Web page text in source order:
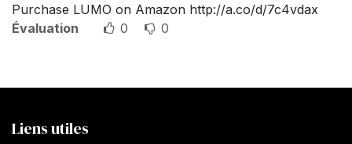
Purchase LUMO on Amazon http://a.co/d/7c4vdax
Évaluation
0 0
Liens utiles